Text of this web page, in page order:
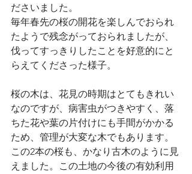
ださいました。
毎年春先の桜の開花を楽しんでおられ
たようで残念がっておられましたが、
伐ってすっきりしたことを好意的にと
らえてくださった様子。
桜の木は、花見の時期はとてもきれい
なのですが、病害虫がつきやすく、落
ちた花や葉の片付けにも手間がかかる
ため、管理が大変な木でもあります。
この2本の桜も、かなり古木のように見
えました。この土地の今後の有効利用